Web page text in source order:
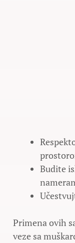
Budite
Primena ovih
veze sa